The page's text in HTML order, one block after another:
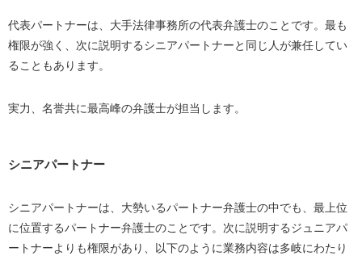
代表パートナーは、大手法律事務所の代表弁護士のことです。最も
権限が強く、次に説明するシニアパートナーと同じ人が兼任してい
ることもあります。
実力、名誉共に最高峰の弁護士が担当します。
シニアパートナー
シニアパートナーは、大勢いるパートナー弁護士の中でも、最上位
に位置するパートナー弁護士のことです。次に説明するジュニアパ
ートナーよりも権限があり、以下のように業務内容は多岐にわたり